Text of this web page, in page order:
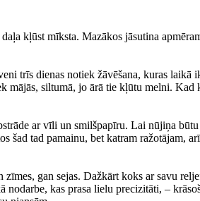
kļūst mīksta. Mazākos jāsutina
trīs dienas notiek žāvēšana, kuras laikā
mājās, siltumā, jo ārā tie kļūtu melni.
ar vīli un smilšpapīru. Lai nūjiņa
tad pamainu, bet katram ražotājam,
gan sejas. Dažkārt koks ar savu
kas prasa lielu precizitāti, –